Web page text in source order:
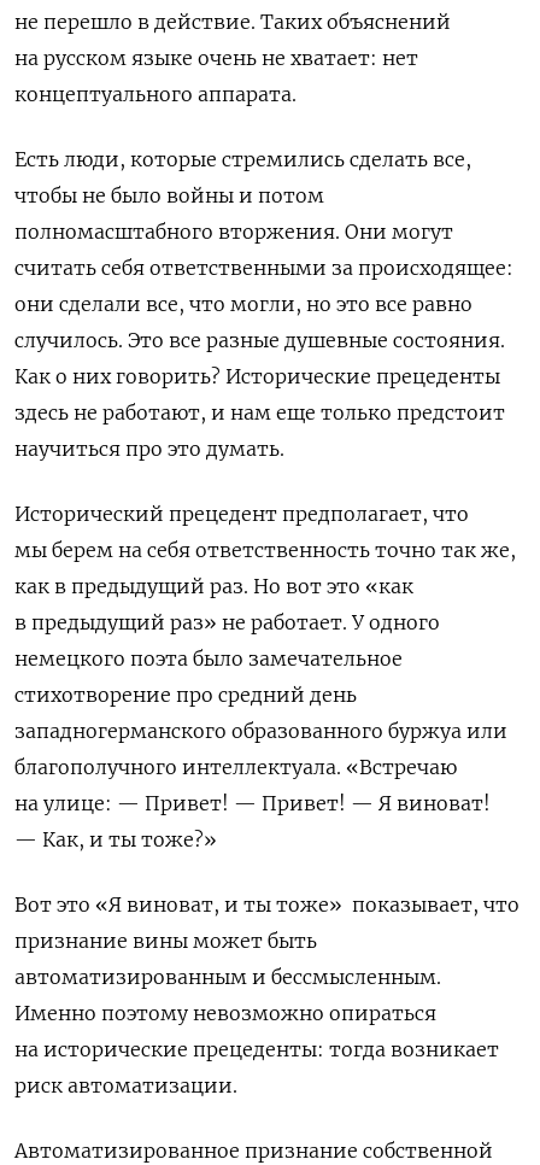
не перешло в действие. Таких объяснений
на русском языке очень не хватает: нет
концептуального аппарата.
Есть люди, которые стремились сделать все,
чтобы не было войны и потом
полномасштабного вторжения. Они могут
считать себя ответственными за происходящее:
они сделали все, что могли, но это все равно
случилось. Это все разные душевные состояния.
Как о них говорить? Исторические прецеденты
здесь не работают, и нам еще только предстоит
научиться про это думать.
Исторический прецедент предполагает, что
мы берем на себя ответственность точно так же,
как в предыдущий раз. Но вот это «как
в предыдущий раз» не работает. У одного
немецкого поэта было замечательное
стихотворение про средний день
западногерманского образованного буржуа или
благополучного интеллектуала. «Встречаю
на улице: — Привет! — Привет! — Я виноват!
— Как, и ты тоже?»
Вот это «Я виноват, и ты тоже» показывает, что
признание вины может быть
автоматизированным и бессмысленным.
Именно поэтому невозможно опираться
на исторические прецеденты: тогда возникает
риск автоматизации.
Автоматизированное признание собственной